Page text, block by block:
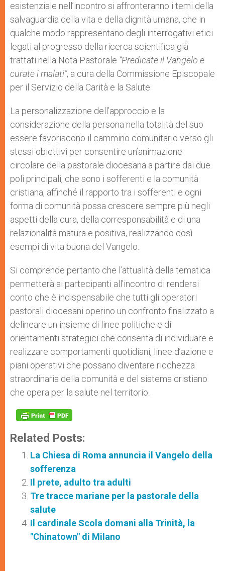
esistenziale nell’incontro si affronteranno i temi della
salvaguardia della vita e della dignità umana, che in
qualche modo rappresentano degli interrogativi etici
legati al progresso della ricerca scientifica già
trattati nella Nota Pastorale “Predicate il Vangelo e
curate i malati”, a cura della Commissione Episcopale
per il Servizio della Carità e la Salute.
La personalizzazione dell’approccio e la
considerazione della persona nella totalità del suo
essere favoriscono il cammino comunitario verso gli
stessi obiettivi per consentire un’animazione
circolare della pastorale diocesana a partire dai due
poli principali, che sono i sofferenti e la comunità
cristiana, affinché il rapporto tra i sofferenti e ogni
forma di comunità possa crescere sempre più negli
aspetti della cura, della corresponsabilità e di una
relazionalità matura e positiva, realizzando così
esempi di vita buona del Vangelo.
Si comprende pertanto che l’attualità della tematica
permetterà ai partecipanti all’incontro di rendersi
conto che è indispensabile che tutti gli operatori
pastorali diocesani operino un confronto finalizzato a
delineare un insieme di linee politiche e di
orientamenti strategici che consenta di individuare e
realizzare comportamenti quotidiani, linee d’azione e
piani operativi che possano diventare ricchezza
straordinaria della comunità e del sistema cristiano
che opera per la salute nel territorio.
Related Posts:
La Chiesa di Roma annuncia il Vangelo della
sofferenza
Il prete, adulto tra adulti
Tre tracce mariane per la pastorale della
salute
Il cardinale Scola domani alla Trinità, la
"Chinatown" di Milano